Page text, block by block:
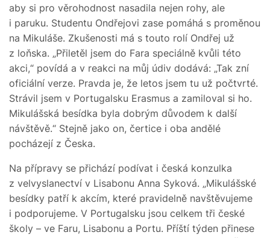
aby si pro věrohodnost nasadila nejen rohy, ale
i paruku. Studentu Ondřejovi zase pomáhá s proměnou
na Mikuláše. Zkušenosti má s touto rolí Ondřej už
z loňska. „Přiletěl jsem do Fara speciálně kvůli této
akci,“ povídá a v reakci na můj údiv dodává: „Tak zní
oficiální verze. Pravda je, že letos jsem tu už počtvrté.
Strávil jsem v Portugalsku Erasmus a zamiloval si ho.
Mikulášská besídka byla dobrým důvodem k další
návštěvě.“ Stejně jako on, čertice i oba andělé
pocházejí z Česka.
Na přípravy se přichází podívat i česká konzulka
z velvyslanectví v Lisabonu Anna Syková. „Mikulášské
besídky patří k akcím, které pravidelně navštěvujeme
i podporujeme. V Portugalsku jsou celkem tři české
školy – ve Faru, Lisabonu a Portu. Příští týden přinese